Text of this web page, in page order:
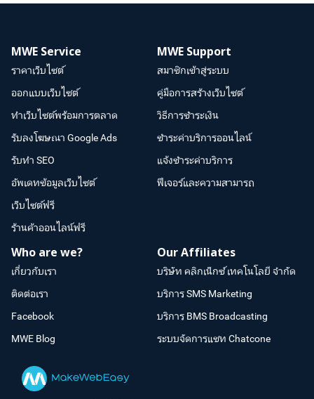
MWE Service
ราคาเว็บไซต์
ออกแบบเว็บไซต์
ทำเว็บไซต์พร้อมการตลาด
รับลงโฆษณา Google Ads
รับทำ SEO
อัพเดทข้อมูลเว็บไซต์
เว็บไซต์ฟรี
ร้านค้าออนไลน์ฟรี
MWE Support
สมาชิกเข้าสู่ระบบ
คู่มือการสร้างเว็บไซต์
วิธีการชำระเงิน
ชำระค่าบริการออนไลน์
แจ้งชำระค่าบริการ
ฟีเจอร์และความสามารถ
Who are we?
เกี่ยวกับเรา
ติดต่อเรา
Facebook
MWE Blog
Our Affiliates
บริษัท คลิกเน็กซ์ เทคโนโลยี จำกัด
บริการ SMS Marketing
บริการ BMS Broadcasting
ระบบจัดการแชท Chatcone